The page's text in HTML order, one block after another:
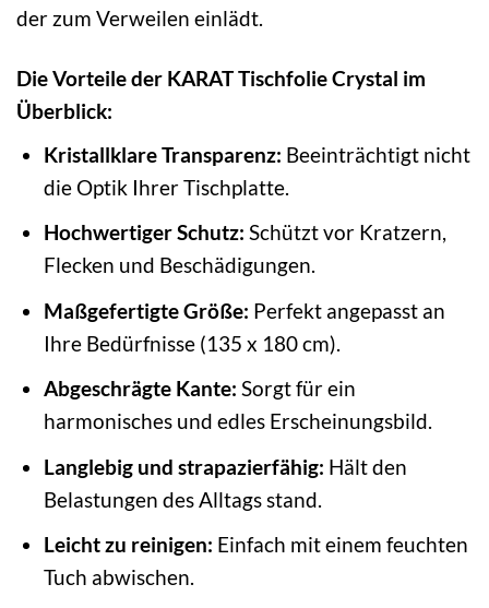
der zum Verweilen einlädt.
Die Vorteile der KARAT Tischfolie Crystal im
Überblick:
Kristallklare Transparenz: Beeinträchtigt nicht
die Optik Ihrer Tischplatte.
Hochwertiger Schutz: Schützt vor Kratzern,
Flecken und Beschädigungen.
Maßgefertigte Größe: Perfekt angepasst an
Ihre Bedürfnisse (135 x 180 cm).
Abgeschrägte Kante: Sorgt für ein
harmonisches und edles Erscheinungsbild.
Langlebig und strapazierfähig: Hält den
Belastungen des Alltags stand.
Leicht zu reinigen: Einfach mit einem feuchten
Tuch abwischen.